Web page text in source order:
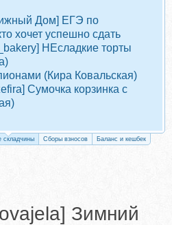
Дом] ЕГЭ по
хочет успешно сдать
НЕсладкие торты
(Кира Ковальская)
Сумочка корзинка с
складчины Сборы взносов Баланс и кешбек
Зимний